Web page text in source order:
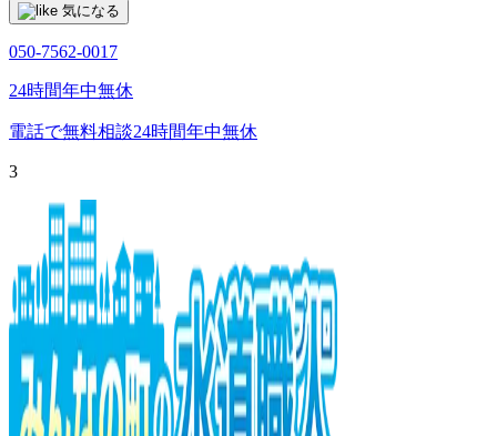
気になる
050-7562-0017
24時間年中無休
電話で無料相談24時間年中無休
3